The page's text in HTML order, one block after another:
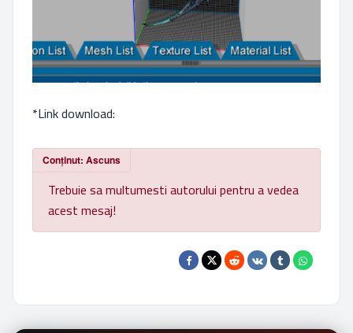
*Link download:
Conținut: Ascuns
Trebuie sa multumesti autorului pentru a vedea
acest mesaj!